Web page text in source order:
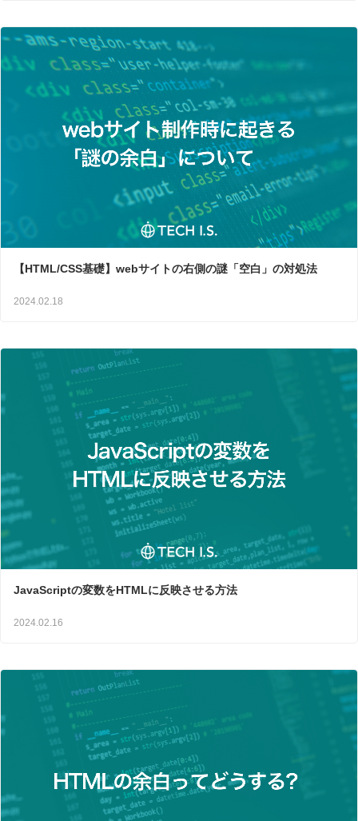
【HTML/CSS基礎】webサイトの右側の謎「空白」の対処法
2024.02.18
JavaScriptの変数をHTMLに反映させる方法
2024.02.16